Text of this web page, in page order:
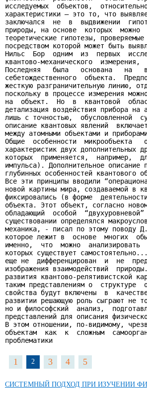
исследуемых  объектов,
характеристики — это то, что
заключался  не  в  выдвижении
природы, на основе  которых  можно
теоретические гипотезы,
посредством которой может быть
Нильс  Бор  одним  из  первых
квантово-механического
Последняя   была   основана   на
себетождественного  объекта.
жесткую разграничительную линию,
поскольку в процессе измерения
на  объект.  Но  в  квантовой
детализация воздействия прибора
лишь с точностью,  обусловленной
описание квантовых явлений
между атомными объектами и
Общие  особенности  микрообъекта
характеристик двух
которых  применяется,  например,
импульса). Дополнительное описание
глубинных особенностей квантового
Все эти принципы вводили
новой картины мира, создаваемой в
фиксировались (в форме
объекта. Этот объект, согласно
обладающий  особой
существовании определялся
механика, - писал по этому поводу
которое лежит в  основе  многих
именно,  что  можно
которых существует
еще не  дифференцирован  и  не
изображения взаимодействий
развития квантово-релятивистской
таким представлениям о  структуре
свойства будут включены  в
развитии решающую роль сыграют не
но и философский  анализ,
представлений для описания
В этом отношении, по-видимому,
объектам  как  к  сложным
проблематики
1 2 3 4 5
СИСТЕМНЫЙ ПОДХОД ПРИ ИЗУЧЕНИИ